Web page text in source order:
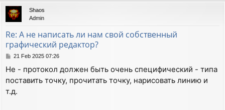
p
Shaos
Admin
Re: А не написать ли нам свой собственный
графический редактор?
P
s
t
21 Feb 2025 07:26
Не - протокол должен быть очень специфический - типа
поставить точку, прочитать точку, нарисовать линию и
т.д.